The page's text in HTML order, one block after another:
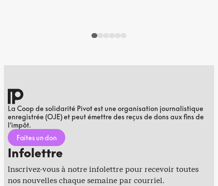
La Coop de solidarité Pivot est une organisation journalistique
enregistrée (OJE) et peut émettre des reçus de dons aux fins de
l’impôt.
Faites un don
Infolettre
Inscrivez-vous à notre infolettre pour recevoir toutes
nos nouvelles chaque semaine par courriel.